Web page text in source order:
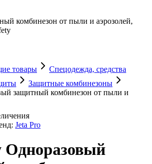
комбинезон от пыли и аэрозолей,
товары
Спецодежда, средства
Защитные комбинезоны
защитный комбинезон от пыли и
Jeta Pro
Одноразовый